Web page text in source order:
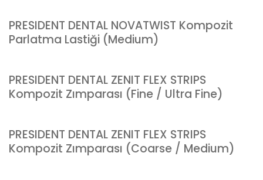
PRESIDENT DENTAL NOVATWIST Kompozit
Parlatma Lastiği (Medium)
PRESIDENT DENTAL ZENIT FLEX STRIPS
Kompozit Zımparası (Fine / Ultra Fine)
PRESIDENT DENTAL ZENIT FLEX STRIPS
Kompozit Zımparası (Coarse / Medium)